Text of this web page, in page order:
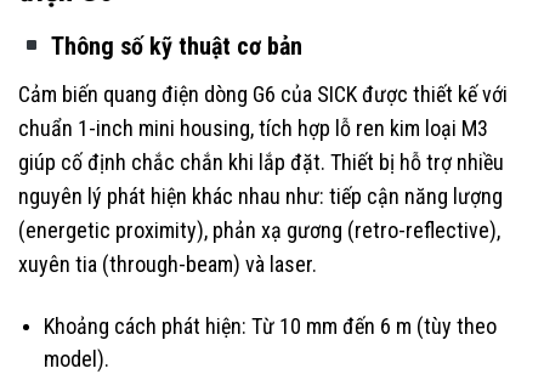
Thông số kỹ thuật cơ bản
Cảm biến quang điện dòng G6 của SICK được thiết kế với
chuẩn 1-inch mini housing, tích hợp lỗ ren kim loại M3
giúp cố định chắc chắn khi lắp đặt. Thiết bị hỗ trợ nhiều
nguyên lý phát hiện khác nhau như: tiếp cận năng lượng
(energetic proximity), phản xạ gương (retro-reflective),
xuyên tia (through-beam) và laser.
Khoảng cách phát hiện: Từ 10 mm đến 6 m (tùy theo
model).